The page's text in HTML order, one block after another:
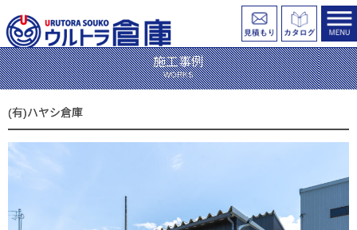
施工事例
WORKS
(有)ハヤシ倉庫